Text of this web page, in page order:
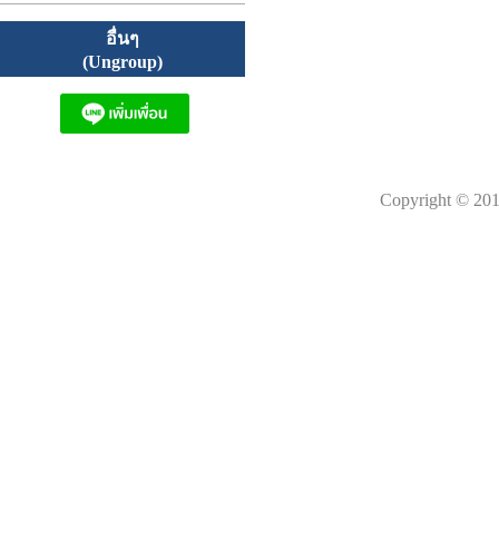
อื่นๆ
(Ungroup)
Copyright ©